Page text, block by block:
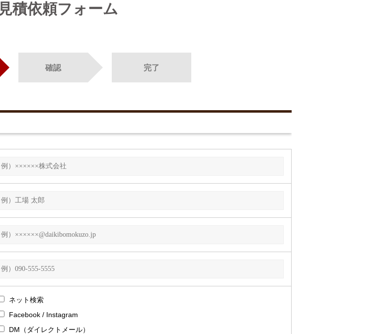
見積依頼フォーム
確認 完了
ネット検索
Facebook / Instagram
DM（ダイレクトメール）